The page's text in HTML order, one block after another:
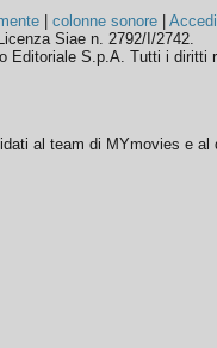
|colonne sonore |Accedi
Siae n. 2792/I/2742.
S.p.A. Tutti i
al team di MYmovies e al